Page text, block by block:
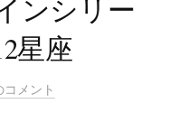
ンシリー
星座
コメント